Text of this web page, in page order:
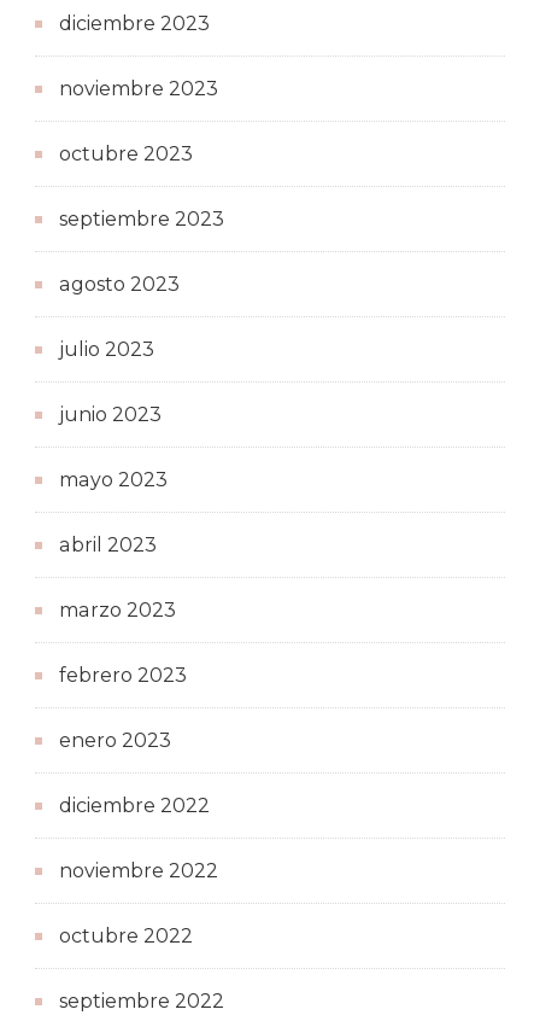
diciembre 2023
noviembre 2023
octubre 2023
septiembre 2023
agosto 2023
julio 2023
junio 2023
mayo 2023
abril 2023
marzo 2023
febrero 2023
enero 2023
diciembre 2022
noviembre 2022
octubre 2022
septiembre 2022